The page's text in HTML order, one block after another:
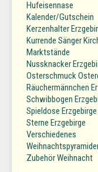
Hufeisennase
Kalender/Gutschein
Kerzenhalter
Kurrende Sänger
Marktstände
Nussknacker
Osterschmuck
Räuchermännchen
Schwibbogen
Spieldose Erzgebirge
Sterne Erzgebirge
Verschiedenes
Zubehör Weihnacht